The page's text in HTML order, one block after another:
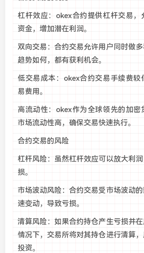
杠杆效应：okex合约提供杠杆交易，
资金，增加潜在利润。
双向交易：合约交易允许用户同时做
趋势如何，都有获利机会。
低交易成本：okex合约交易手续费较
易费用。
高流动性：okex作为全球领先的加密
市场流动性高，确保交易快速执行。
合约交易的风险
杠杆风险：虽然杠杆效应可以放大利
损。
市场波动风险：合约交易受市场波动
速变动，导致亏损。
清算风险：如果合约持仓产生亏损并
情况下，交易所将对其持仓进行清算
投资。